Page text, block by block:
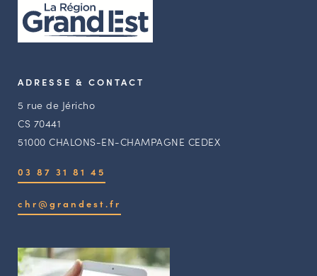
ADRESSE & CONTACT
5 rue de Jéricho
CS 70441
51000 CHALONS-EN-CHAMPAGNE CEDEX
03 87 31 81 45
chr@grandest.fr